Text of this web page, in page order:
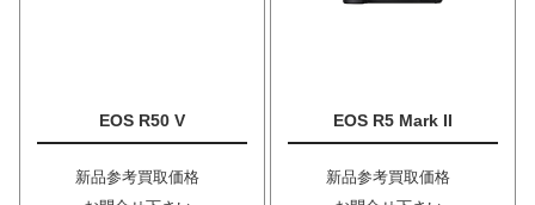
EOS R50 V
新品参考買取価格
EOS R5 Mark II
新品参考買取価格